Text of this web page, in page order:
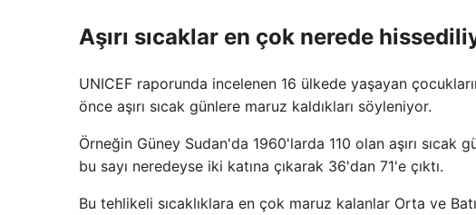
Aşırı sıcaklar en çok nerede
UNICEF raporunda incelenen 16 ülkede yaşayan
önce aşırı sıcak günlere maruz kaldıkları söyleniyor.
Örneğin Güney Sudan'da 1960'larda 110 olan aşırı sıcak
bu sayı neredeyse iki katına çıkarak 36'dan 71'e çıktı.
Bu tehlikeli sıcaklıklara en çok maruz kalanlar Orta ve